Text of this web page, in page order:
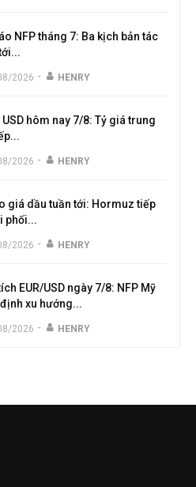
NFP tháng 7: Ba kịch bản tác
2026 - HENRY
hôm nay 7/8: Tỷ giá trung
2026 - HENRY
giá dầu tuần tới: Hormuz tiếp
phối...
2026 - HENRY
EUR/USD ngày 7/8: NFP Mỹ
xu hướng...
2026 - HENRY